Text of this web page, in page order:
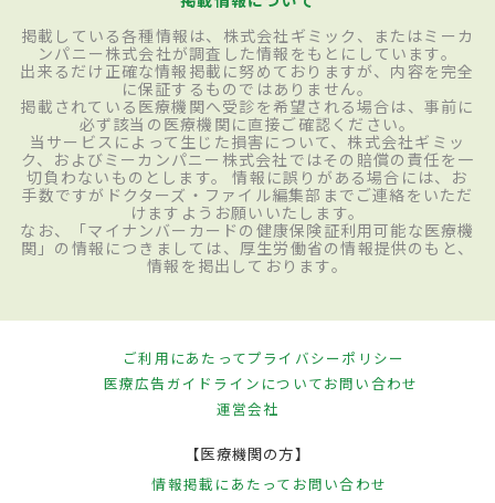
掲載している各種情報は、株式会社ギミック、またはミーカ
ンパニー株式会社が調査した情報をもとにしています。
出来るだけ正確な情報掲載に努めておりますが、内容を完全
に保証するものではありません。
掲載されている医療機関へ受診を希望される場合は、事前に
必ず該当の医療機関に直接ご確認ください。
当サービスによって生じた損害について、株式会社ギミッ
ク、およびミーカンパニー株式会社ではその賠償の責任を一
切負わないものとします。 情報に誤りがある場合には、お
手数ですがドクターズ・ファイル編集部までご連絡をいただ
けますようお願いいたします。
なお、「マイナンバーカードの健康保険証利用可能な医療機
関」の情報につきましては、厚生労働省の情報提供のもと、
情報を掲出しております。
ご利用にあたってプライバシーポリシー
医療広告ガイドラインについてお問い合わせ
運営会社
【医療機関の方】
情報掲載にあたって お問い合わせ